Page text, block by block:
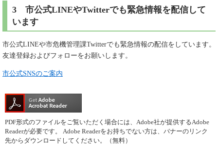
3 市公式LINEやTwitterでも緊急情報を配信して
います
市公式LINEや市危機管理課Twitterでも緊急情報の配信をしています。
友達登録およびフォローをお願いします。
市公式SNSのご案内
PDF形式のファイルをご覧いただく場合には、Adobe社が提供するAdobe
Readerが必要です。
Adobe Readerをお持ちでない方は、バナーのリンク
先からダウンロードしてください。（無料）